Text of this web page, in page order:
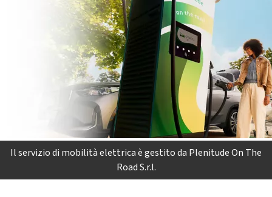
Il servizio di mobilità elettrica è gestito da Plenitude On The
Road S.r.l.